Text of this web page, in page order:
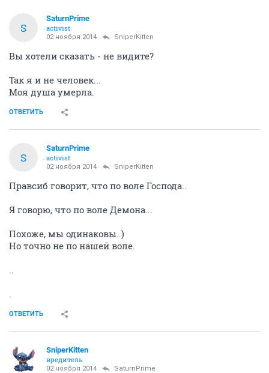
S
SaturnPrime
activist
02 ноября 2014 SniperKitten
Вы хотели сказать - не видите?
Так я и не человек...
Моя душа умерла.
ОТВЕТИТЬ
S
SaturnPrime
activist
02 ноября 2014 SniperKitten
Правсиб говорит, что по воле Господа..
Я говорю, что по воле Демона...
Похоже, мы одинаковы..)
Но точно не по нашей воле.
..
.
ОТВЕТИТЬ
SniperKitten
вредитель
02 ноября 2014 SaturnPrime